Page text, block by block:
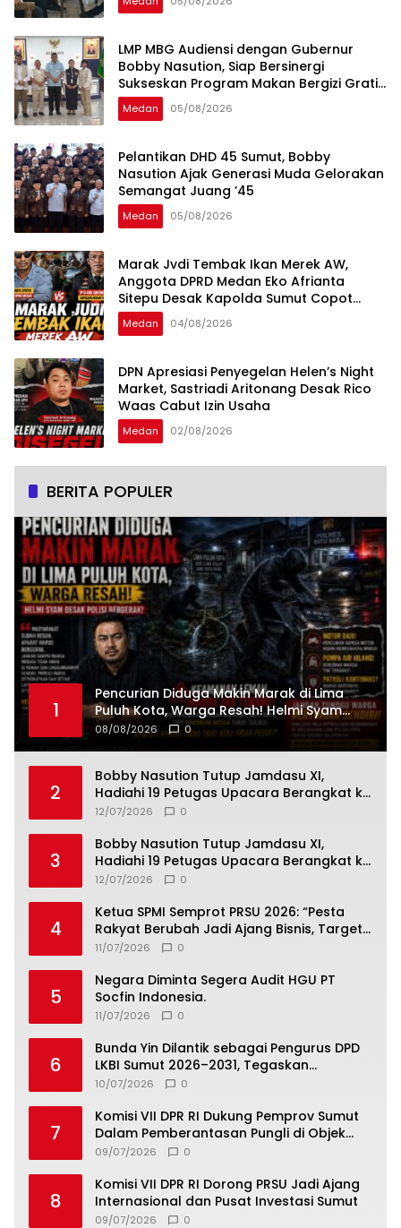
LMP MBG Audiensi dengan Gubernur
Bobby Nasution, Siap Bersinergi
Sukseskan Program Makan Bergizi Gratis
di Sumatera Utara
Medan 05/08/2026
Pelantikan DHD 45 Sumut, Bobby
Nasution Ajak Generasi Muda Gelorakan
Semangat Juang ’45
Medan 05/08/2026
Marak Jvdi Tembak Ikan Merek AW,
Anggota DPRD Medan Eko Afrianta
Sitepu Desak Kapolda Sumut Copot
Kapolsek Medan Tuntungan
Medan 04/08/2026
DPN Apresiasi Penyegelan Helen’s Night
Market, Sastriadi Aritonang Desak Rico
Waas Cabut Izin Usaha
Medan 02/08/2026
BERITA POPULER
1
Pencurian Diduga Makin Marak di Lima
Puluh Kota, Warga Resah! Helmi Syam
Desak Polisi Bergerak
08/08/2026 0
2
Bobby Nasution Tutup Jamdasu XI,
Hadiahi 19 Petugas Upacara Berangkat ke
Jamnas 2026
12/07/2026 0
3
Bobby Nasution Tutup Jamdasu XI,
Hadiahi 19 Petugas Upacara Berangkat ke
Jamnas 2026
12/07/2026 0
4
Ketua SPMI Semprot PRSU 2026: “Pesta
Rakyat Berubah Jadi Ajang Bisnis, Target
300 Ribu Pengunjung Tinggal Slogan”
11/07/2026 0
5
Negara Diminta Segera Audit HGU PT
Socfin Indonesia.
11/07/2026 0
6
Bunda Yin Dilantik sebagai Pengurus DPD
LKBI Sumut 2026–2031, Tegaskan
Komitmen Perkuat Toleransi dan
10/07/2026 0
7
Komisi VII DPR RI Dukung Pemprov Sumut
Dalam Pemberantasan Pungli di Objek
Wisata
09/07/2026 0
8
Komisi VII DPR RI Dorong PRSU Jadi Ajang
Internasional dan Pusat Investasi Sumut
09/07/2026 0